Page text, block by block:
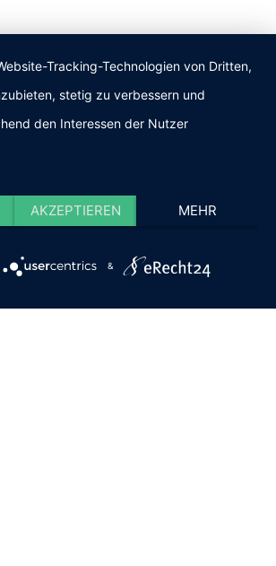
Tracking-Technologien von Dritten,
stetig zu verbessern und
den Interessen der Nutzer
AKZEPTIEREN MEHR
&